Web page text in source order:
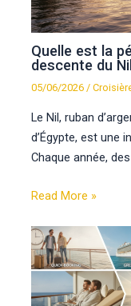
Quelle est la
descente du
05/06/2026/
Le Nil, ruban
d’Égypte, est une
Chaque année,
Read More »